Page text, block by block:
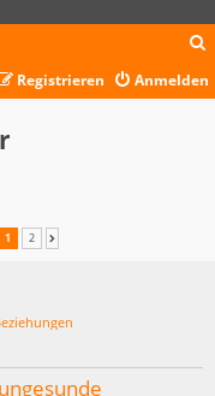
c
Anmelden
Registrieren
1 2